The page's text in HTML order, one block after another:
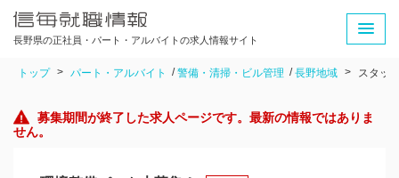
長野県の正社員・パート・アルバイトの求人情報サイト
トップ パート・アルバイト 警備・清掃・ビル管理 長野地域 スタッ
募集期間が終了した求人ページです。最新の情報ではありま
せん。